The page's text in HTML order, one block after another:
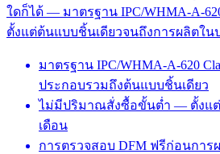
ใดก็ได้ — มาตรฐาน IPC/WHMA-A-
ตั้งแต่ต้นแบบชิ้นเดียวจนถึงการผลิตใ
มาตรฐาน IPC/WHMA-A-620
ประกอบรวมถึงต้นแบบชิ้นเดียว
ไม่มีปริมาณสั่งซื้อขั้นต่ำ — ตั้งแต่
เดือน
การตรวจสอบ DFM ฟรีก่อนการ